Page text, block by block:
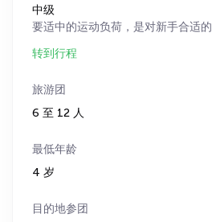
中级
要适中的运动负荷，是对新手合适的
转到行程
旅游团
6 至 12 人
最低年龄
4 岁
目的地参团